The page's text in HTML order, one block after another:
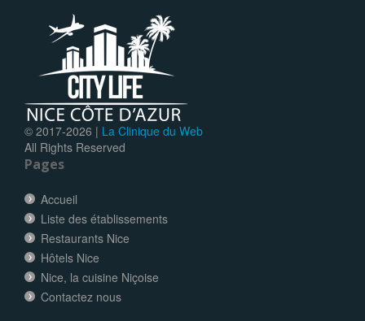
© 2017-2026 | La Clinique du Web
All Rights Reserved
Pages
Accueil
Liste des établissements
Restaurants Nice
Hôtels Nice
Nice, la cuisine Niçoise
Contactez nous